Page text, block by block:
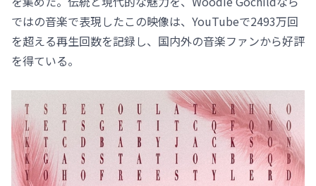
ではの音楽で表現したこの映像は、YouTubeで2493万回
を超える再生回数を記録し、国内外の音楽ファンから好評
を得ている。